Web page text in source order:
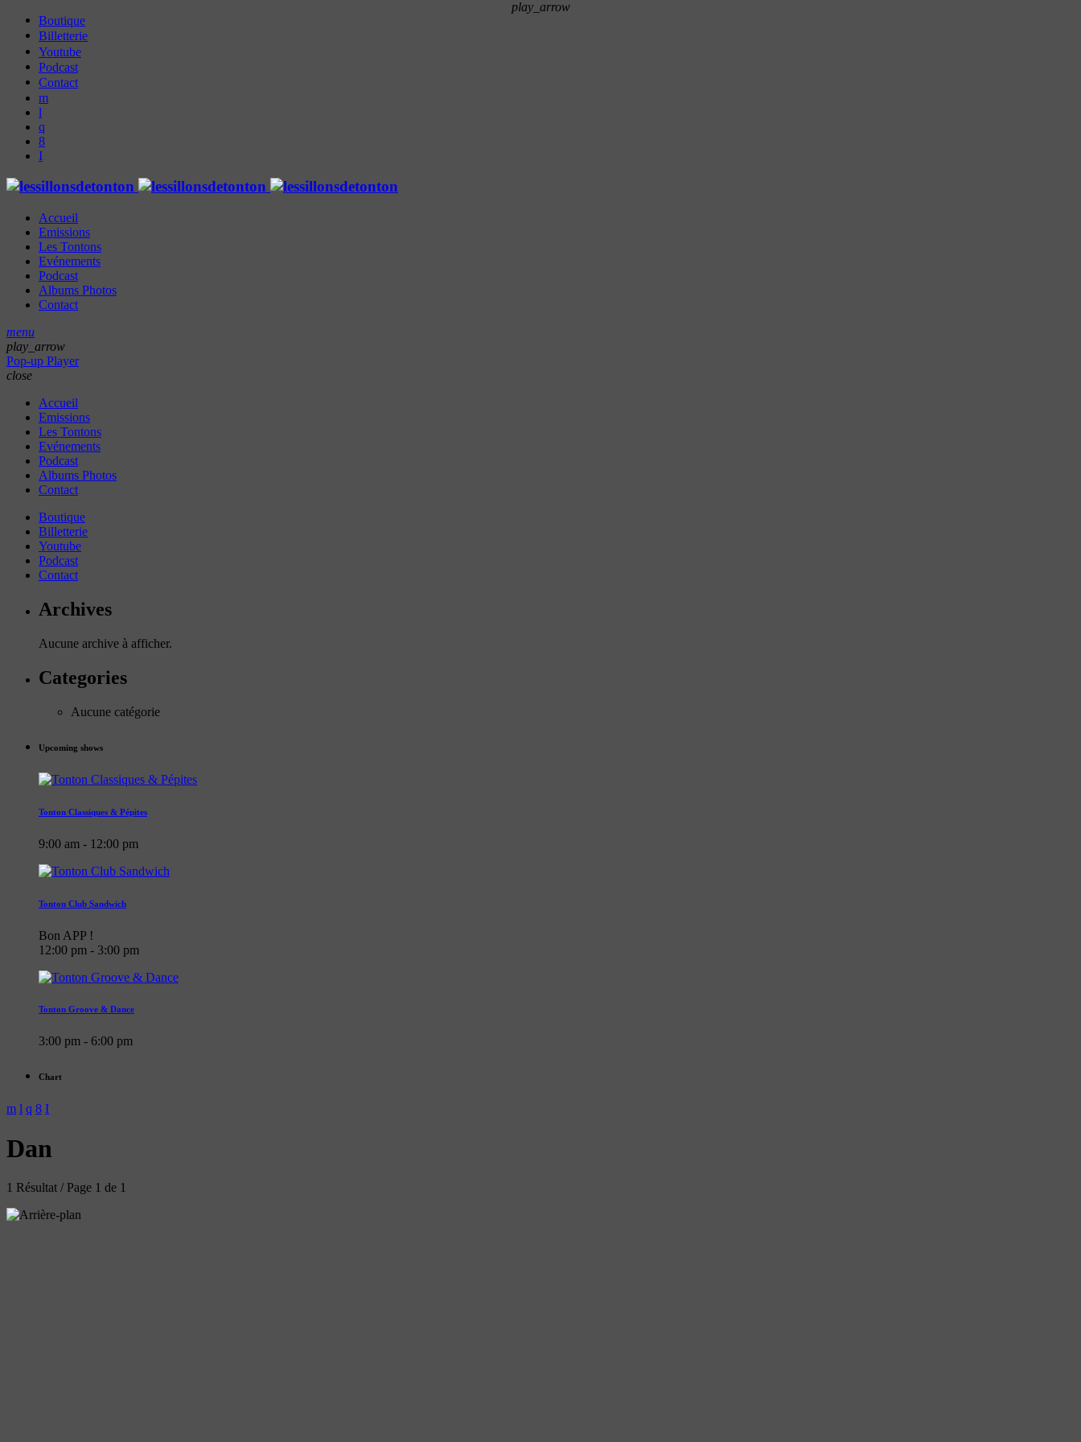
Boutique
Billetterie
Youtube
Podcast
Contact
Accueil
Emissions
Les Tontons
Evénements
Podcast
Albums Photos
Contact
menu
play_arrow
Pop-up Player
close
Accueil
Emissions
Les Tontons
Evénements
Podcast
Albums Photos
Contact
Boutique
Billetterie
Youtube
Podcast
Contact
Archives
Aucune archive à afficher.
Categories
Aucune catégorie
Upcoming shows
Tonton Classiques & Pépites
9:00 am - 12:00 pm
Tonton Club Sandwich
Bon APP !
12:00 pm - 3:00 pm
Tonton Groove & Dance
3:00 pm - 6:00 pm
Chart
Dan
1 Résultat / Page 1 de 1
play_arrow